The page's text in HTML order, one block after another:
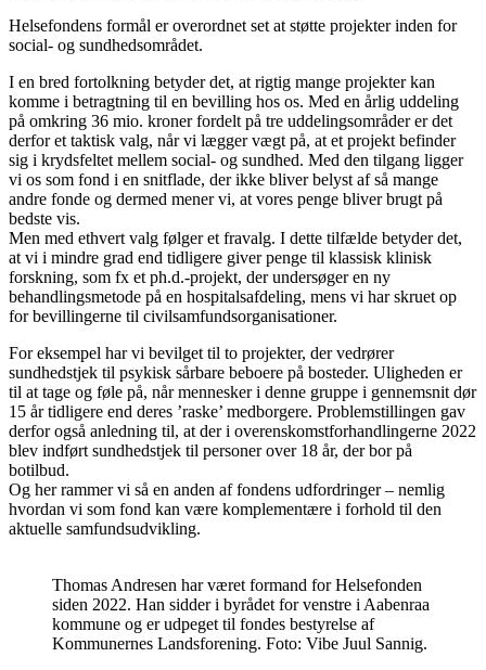
Helsefondens formål er overordnet set at støtte projekter inden for
social- og sundhedsområdet.
I en bred fortolkning betyder det, at rigtig mange projekter kan
komme i betragtning til en bevilling hos os. Med en årlig uddeling
på omkring 36 mio. kroner fordelt på tre uddelingsområder er det
derfor et taktisk valg, når vi lægger vægt på, at et projekt befinder
sig i krydsfeltet mellem social- og sundhed. Med den tilgang ligger
vi os som fond i en snitflade, der ikke bliver belyst af så mange
andre fonde og dermed mener vi, at vores penge bliver brugt på
bedste vis.
Men med ethvert valg følger et fravalg. I dette tilfælde betyder det,
at vi i mindre grad end tidligere giver penge til klassisk klinisk
forskning, som fx et ph.d.-projekt, der undersøger en ny
behandlingsmetode på en hospitalsafdeling, mens vi har skruet op
for bevillingerne til civilsamfundsorganisationer.
For eksempel har vi bevilget til to projekter, der vedrører
sundhedstjek til psykisk sårbare beboere på bosteder. Uligheden er
til at tage og føle på, når mennesker i denne gruppe i gennemsnit dør
15 år tidligere end deres ’raske’ medborgere. Problemstillingen gav
derfor også anledning til, at der i overenskomstforhandlingerne 2022
blev indført sundhedstjek til personer over 18 år, der bor på
botilbud.
Og her rammer vi så en anden af fondens udfordringer – nemlig
hvordan vi som fond kan være komplementære i forhold til den
aktuelle samfundsudvikling.
Thomas Andresen har været formand for Helsefonden
siden 2022. Han sidder i byrådet for venstre i Aabenraa
kommune og er udpeget til fondes bestyrelse af
Kommunernes Landsforening. Foto: Vibe Juul Sannig.